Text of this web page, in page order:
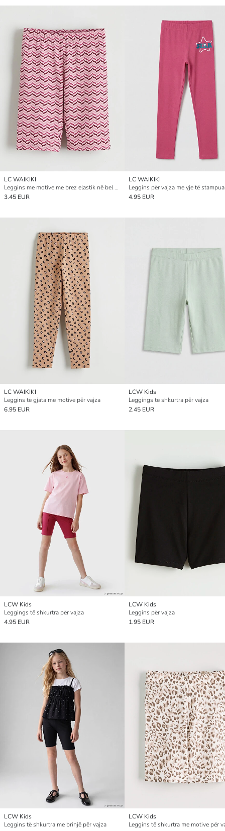
LC WAIKIKI
Leggins me motive me brez elastik në bel për vajza
3.45 EUR
LC WAIKIKI
Leggins për vajza me yje të
4.95 EUR
LC WAIKIKI
Leggins të gjata me motive për vajza
6.95 EUR
LCW Kids
Leggings të shkurtra për vajza
2.45 EUR
LCW Kids
Leggings të shkurtra për vajza
4.95 EUR
LCW Kids
Leggins për vajza
1.95 EUR
LCW Kids
Leggins të shkurtra me brinjë për vajza
LCW Kids
Leggins të shkurtra me motive për